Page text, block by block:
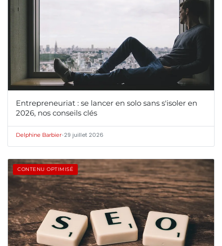
Entrepreneuriat : se lancer en solo sans s'isoler en
2026, nos conseils clés
Delphine Barbier•29 juillet 2026
CONTENU OPTIMISÉ